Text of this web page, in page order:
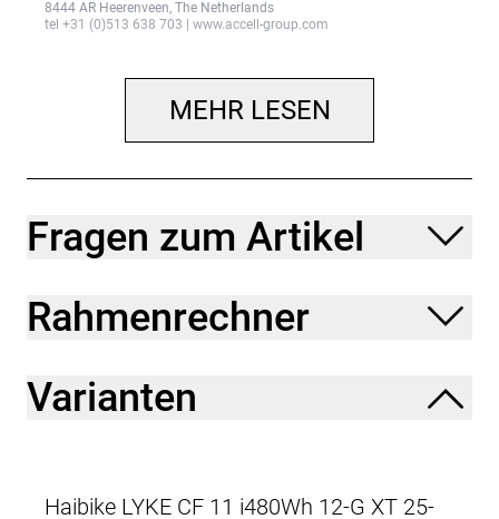
8444 AR Heerenveen, The Netherlands
tel +31 (0)513 638 703 | www.accell-group.com
MEHR LESEN
Fragen zum Artikel
Rahmenrechner
Varianten
Haibike LYKE CF 11 i480Wh 12-G XT 25-